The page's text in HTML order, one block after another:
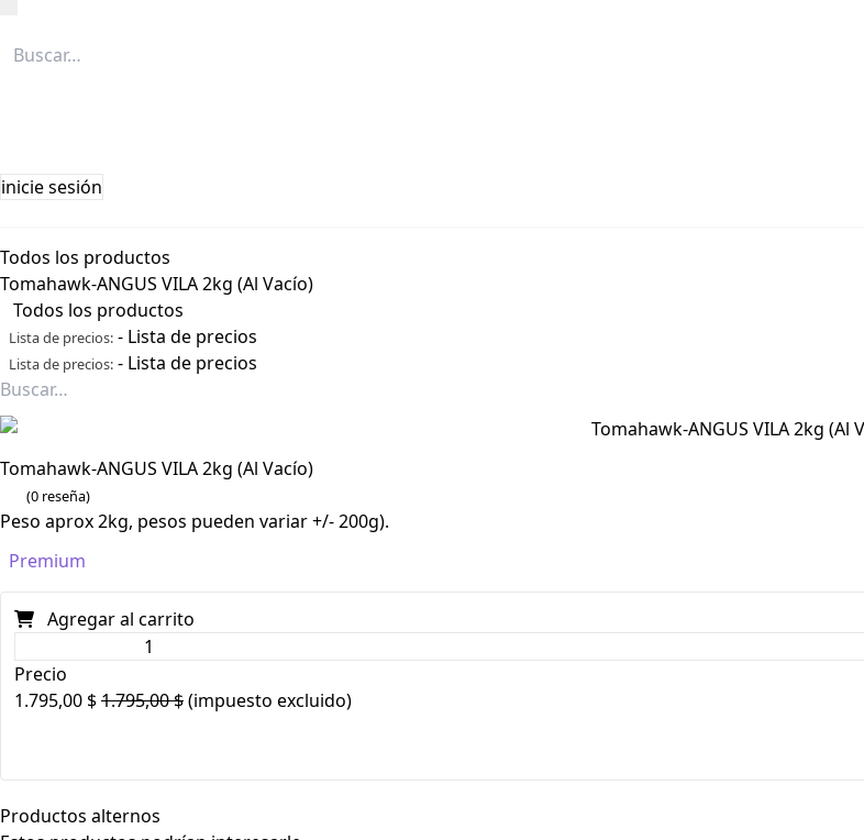
inicie sesión
Todos los productos
Tomahawk-ANGUS VILA 2kg (Al Vacío)
Todos los productos
Lista de precios: - Lista de precios
Lista de precios: - Lista de precios
Tomahawk-ANGUS VILA 2kg (Al Vacío)
(0 reseña)
Peso aprox 2kg, pesos pueden variar +/- 200g).
Premium
Agregar al carrito
Precio
1.795,00 $1.795,00$(impuesto excluido)
Productos alternos